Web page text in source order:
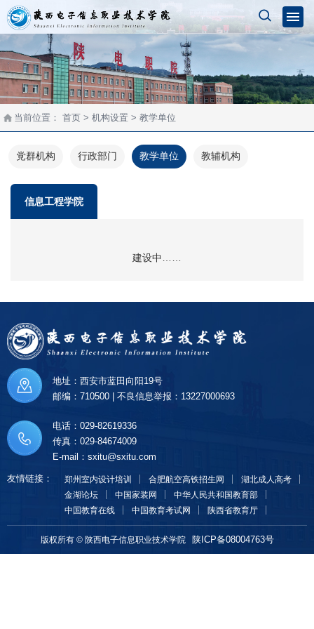
党群机构 行政部门 教学单位 教辅机构
当前位置： 首页 > 机构设置 > 教学单位
信息工程学院
建设中……
地址：西安市蓝田向阳19号
邮编：710500 | 不良信息举报：13227000693
电话：029-82619336
传真：029-84674009
E-mail：sxitu@sxitu.com
友情链接： 郑州室内设计培训 合肥航空高铁招生网
湖北成人高考
金湖论坛
中国家装网
中华人民共和国教育部
中国教育在线
中国教育考试网 陕西省教育厅
版权所有 © 陕西电子信息职业技术学院 陕ICP备08004763号